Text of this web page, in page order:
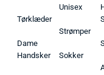
Tørklæder
Dame
Handsker
Unisex
Strømper
Sokker